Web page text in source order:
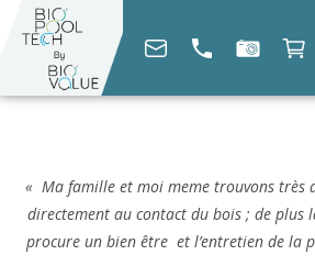
« Ma famille et moi meme trouvons très
directement au contact du bois ; de
procure un bien être et l’entretien de la